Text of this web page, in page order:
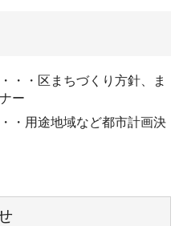
・・・区まちづくり方針、ま
ー
・用途地域など都市計画決